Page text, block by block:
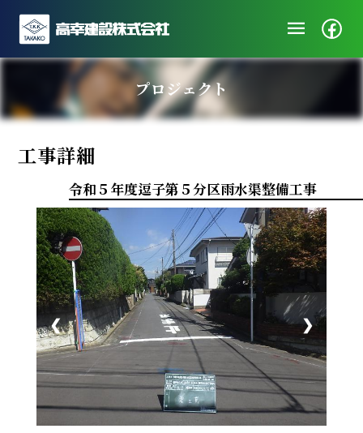
menu
企業情報
ニュース
採用/エントリー
プロジェクト
工事詳細
令和５年度逗子第５分区雨水渠整備工事
❮ ❯